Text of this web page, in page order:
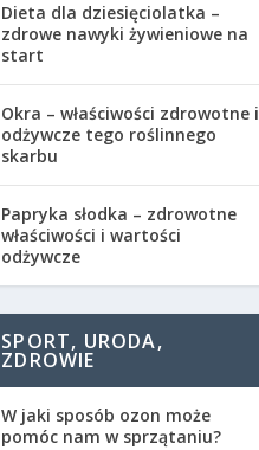
Dieta dla dziesięciolatka –
zdrowe nawyki żywieniowe na
start
Okra – właściwości zdrowotne i
odżywcze tego roślinnego
skarbu
Papryka słodka – zdrowotne
właściwości i wartości
odżywcze
SPORT, URODA,
ZDROWIE
W jaki sposób ozon może
pomóc nam w sprzątaniu?